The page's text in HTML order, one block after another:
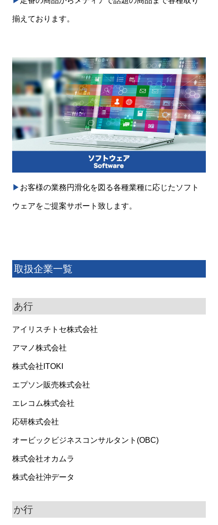
揃えております。
▶︎ お客様の業務円滑化を図る各種業種に応じたソフト
ウェアをご提案サポート致します。
取扱企業一覧
あ行
アイリスチトセ株式会社
アマノ株式会社
株式会社ITOKI
エプソン販売株式会社
エレコム株式会社
応研株式会社
オービックビジネスコンサルタント(OBC)
株式会社オカムラ
株式会社沖データ
か行